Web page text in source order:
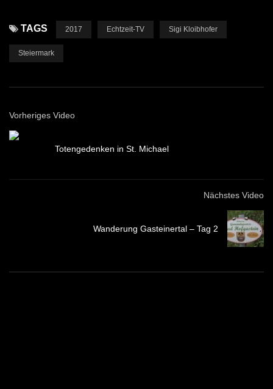
TAGS 2017 Echtzeit-TV Sigi Kloibhofer
Steiermark
Vorheriges Video
Totengedenken in St. Michael
Nächstes Video
Wanderung Gasteinertal – Tag 2